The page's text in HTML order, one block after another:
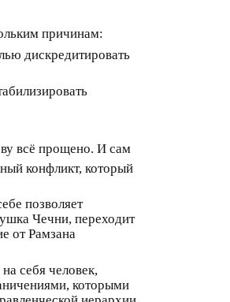
причинам:
дискредитировать
всё прощено. И сам
конфликт, который
позволяет
Чечни, переходит
от Рамзана
себя человек,
которыми